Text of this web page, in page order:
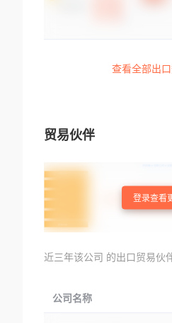
查看全部出
贸易伙伴
登录查看
近三年该公司 的出口贸易伙
公司名称